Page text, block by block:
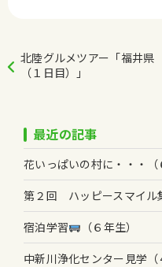
北陸グルメツアー「福井県
（１日目）」
最近の記事
花いっぱいの村に・・・（
第２回 ハッピースマイル
宿泊学習
（６年生）
中新川浄化センター見学（